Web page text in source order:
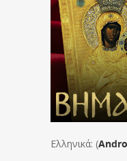
Ελληνικά: (